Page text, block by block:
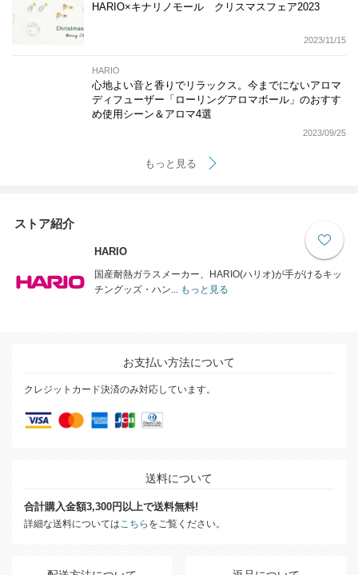
HARIO×キナリノモール クリスマスフェア2023
2023/11/15
HARIO
心地よい音と香りでリラックス。今までにないアロマ
ディフューザー「ローリングアロマボール」のおすす
め使用シーン＆アロマ4選
2023/09/25
もっと見る
ストア紹介
HARIO
国産耐熱ガラスメーカー、HARIO(ハリオ)が手がけるキッ
チングッズ・ハン...
もっと見る
お支払い方法について
クレジットカード決済のみ対応しています。
送料について
合計購入金額3,300円以上で送料無料!
詳細な送料についてはこちら をご覧ください。